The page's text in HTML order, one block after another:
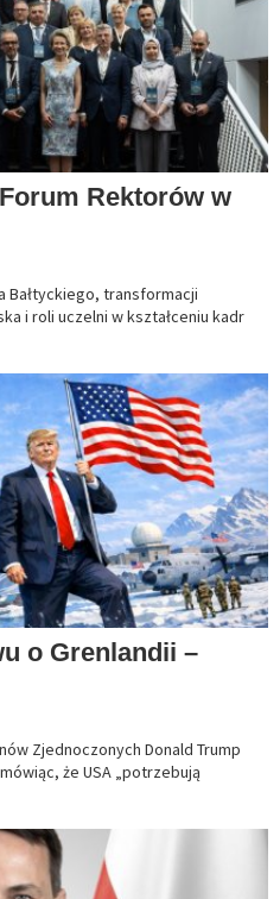
Rektorów w
transformacji
i roli uczelni w kształceniu kadr
o Grenlandii –
Zjednoczonych Donald Trump
że USA „potrzebują